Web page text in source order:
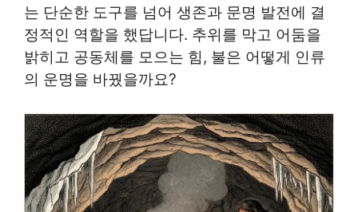
는 단순한 도구를 넘어 생존과 문명 발전에 결
정적인 역할을 했답니다. 추위를 막고 어둠을
밝히고 공동체를 모으는 힘, 불은 어떻게 인류
의 운명을 바꿨을까요?